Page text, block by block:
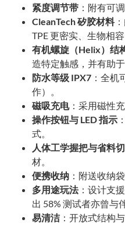
紧度调节带 ：附有可
CleanTech 矽胶材料
TPE 更密实、生物相
有机螺旋（Helix）结
造特定触感，并有助
防水等级 IPX7 ：全
作）。
磁吸充电：采用磁性
操作按钮与 LED 指示
式。
人体工学握把与省料
材。
便携收纳 ：附送收纳
多用途玩法：设计支
出 58% 测试者亦曾与
易清洁：开放式结构